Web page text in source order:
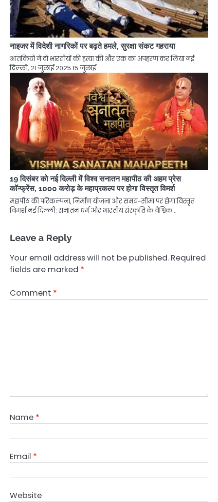
नाइजर में विदेशी नागरिकों पर बढ़ते हमले, सुरक्षा संकट गहराया
आतंकियों ने दो भारतीयों की हत्या की और एक का अपहरण कर लिया नई
दिल्ली, 21 जुलाई 2025 15 जुलाई…
19 दिसंबर को नई दिल्ली में विश्व सनातन महापीठ की अहम प्रेस
कॉन्फ्रेंस, 1000 करोड़ के महाप्रकल्प पर होगा विस्तृत विमर्श
महापीठ की परिकल्पना, निर्माण योजना और समय-सीमा पर होगा विस्तृत
विमर्श नई दिल्ली: सनातन धर्म और भारतीय संस्कृति के वैश्विक…
Leave a Reply
Your email address will not be published. Required
fields are marked *
Comment *
Name *
Email *
Website